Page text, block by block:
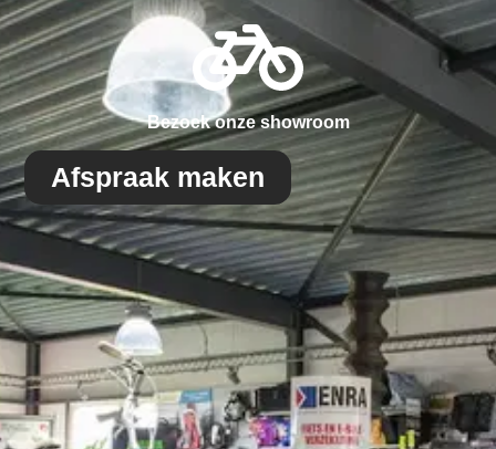
Bezoek onze showroom
Afspraak maken